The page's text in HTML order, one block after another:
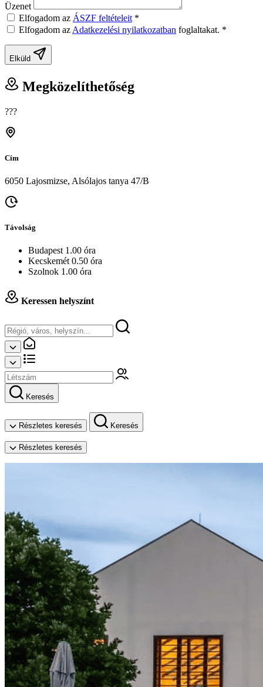
Üzenet
Elfogadom az ÁSZF feltételeit *
Elfogadom az Adatkezelési nyilatkozatban foglaltakat. *
Elküld
Megközelíthetőség
???
Cím
6050 Lajosmizse, Alsólajos tanya 47/B
Távolság
Budapest 1.00 óra
Kecskemét 0.50 óra
Szolnok 1.00 óra
Keressen helyszínt
Keresés
Részletes keresés Keresés
Részletes keresés